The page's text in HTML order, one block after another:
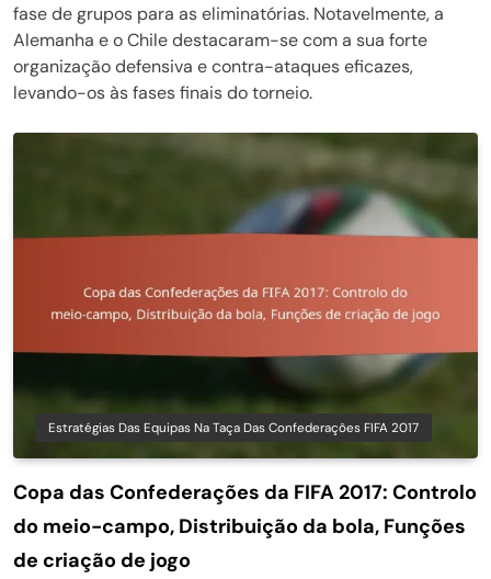
fase de grupos para as eliminatórias. Notavelmente, a
Alemanha e o Chile destacaram-se com a sua forte
organização defensiva e contra-ataques eficazes,
levando-os às fases finais do torneio.
Estratégias Das Equipas Na Taça Das Confederações FIFA 2017
Copa das Confederações da FIFA 2017: Controlo
do meio-campo, Distribuição da bola, Funções
de criação de jogo